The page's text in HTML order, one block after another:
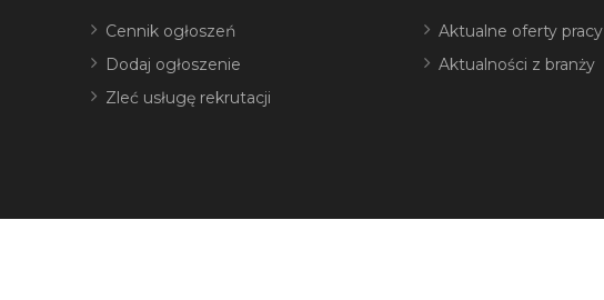
Cennik ogłoszeń
Dodaj ogłoszenie
Zleć usługę rekrutacji
Aktualne oferty pracy
Aktualności z branży